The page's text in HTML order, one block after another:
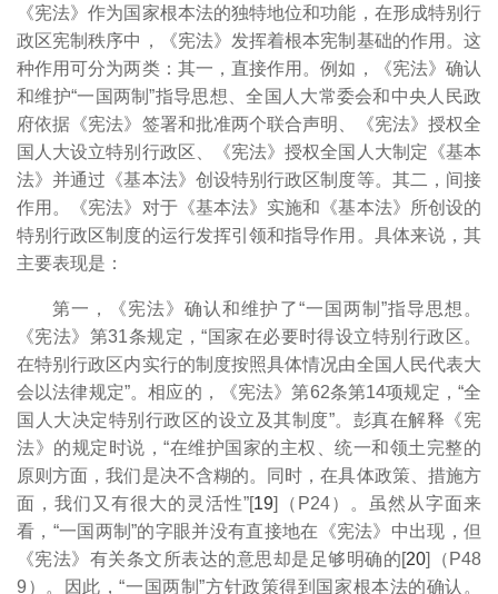
《宪法》作为国家根本法的独特地位和功能，在形成特别行
政区宪制秩序中，《宪法》发挥着根本宪制基础的作用。这
种作用可分为两类：其一，直接作用。例如，《宪法》确认
和维护“一国两制”指导思想、全国人大常委会和中央人民政
府依据《宪法》签署和批准两个联合声明、《宪法》授权全
国人大设立特别行政区、《宪法》授权全国人大制定《基本
法》并通过《基本法》创设特别行政区制度等。其二，间接
作用。《宪法》对于《基本法》实施和《基本法》所创设的
特别行政区制度的运行发挥引领和指导作用。具体来说，其
主要表现是：
第一，《宪法》确认和维护了“一国两制”指导思想。
《宪法》第31条规定，“国家在必要时得设立特别行政区。
在特别行政区内实行的制度按照具体情况由全国人民代表大
会以法律规定”。相应的，《宪法》第62条第14项规定，“全
国人大决定特别行政区的设立及其制度”。彭真在解释《宪
法》的规定时说，“在维护国家的主权、统一和领土完整的
原则方面，我们是决不含糊的。同时，在具体政策、措施方
面，我们又有很大的灵活性”[19]（P24）。虽然从字面来
看，“一国两制”的字眼并没有直接地在《宪法》中出现，但
《宪法》有关条文所表达的意思却是足够明确的[20]（P48
9）。因此，“一国两制”方针政策得到国家根本法的确认。